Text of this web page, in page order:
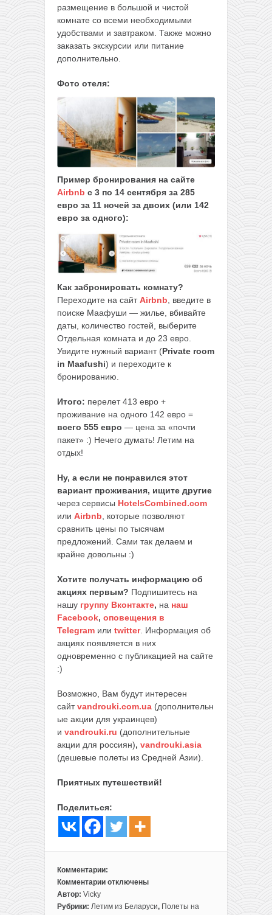
размещение в большой и чистой
комнате со всеми необходимыми
удобствами и завтраком. Также можно
заказать экскурсии или питание
дополнительно.
Фото отеля:
Пример бронирования на сайте
Airbnb с 3 по 14 сентября за 285
евро за 11 ночей за двоих (или 142
евро за одного):
Как забронировать комнату?
Переходите на сайтAirbnb, введите в
поиске Маафуши — жилье, вбивайте
даты, количество гостей, выберите
Отдельная комната и до 23 евро.
Увидите нужный вариант (Private room
in Maafushi) и переходите к
бронированию.
Итого: перелет 413 евро +
проживание на одного 142 евро =
всего 555 евро — цена за «почти
пакет» :) Нечего думать! Летим на
отдых!
Ну, а если не понравился этот
вариант проживания, ищите другие
через сервисы HotelsCombined.com
или Airbnb, которые позволяют
сравнить цены по тысячам
предложений. Сами так делаем и
крайне довольны :)
Хотите получать информацию об
акциях первым? Подпишитесь на
нашу группу Вконтакте, на наш
Facebook, оповещения в
Telegram или twitter. Информация об
акциях появляется в них
одновременно с публикацией на сайте
:)
Возможно, Вам будут интересен
сайтvandrouki.com.ua (дополнительн
ые акции для украинцев)
и vandrouki.ru (дополнительные
акции для россиян), vandrouki.asia
(дешевые полеты из Средней Азии).
Приятных путешествий!
Поделиться:
Комментарии:
Комментарии
к
записи
отключены
Автор: Vicky
Рубрики: Летим из Беларуси, Полеты на